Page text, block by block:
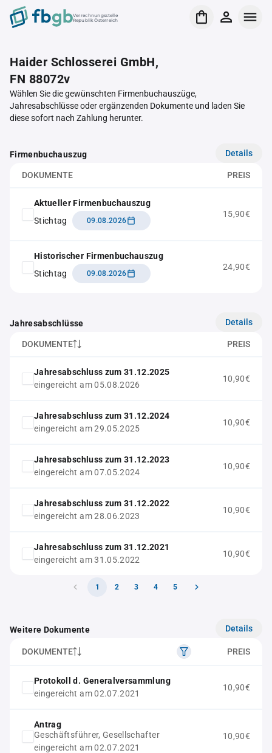
Verrechnungsstelle
Republik Österreich
Haider Schlosserei GmbH,
FN 88072v
Wählen Sie die gewünschten Firmenbuchauszüge,
Jahresabschlüsse oder ergänzenden Dokumente und laden Sie
diese sofort nach Zahlung herunter.
Firmenbuchauszug Details
DOKUMENTE PREIS
Aktueller Firmenbuchauszug
Stichtag
09.08.2026
15,90€
Historischer Firmenbuchauszug
Stichtag
09.08.2026
24,90€
Jahresabschlüsse Details
DOKUMENTE PREIS
Jahresabschluss zum 31.12.2025
eingereicht am 05.08.2026
10,90€
Jahresabschluss zum 31.12.2024
eingereicht am 29.05.2025
10,90€
Jahresabschluss zum 31.12.2023
eingereicht am 07.05.2024
10,90€
Jahresabschluss zum 31.12.2022
eingereicht am 28.06.2023
10,90€
Jahresabschluss zum 31.12.2021
eingereicht am 31.05.2022
10,90€
1 2 3 4 5
Weitere Dokumente Details
DOKUMENTE PREIS
Protokoll d. Generalversammlung
eingereicht am 02.07.2021
10,90€
Antrag
Geschäftsführer, Gesellschafter
eingereicht am 02.07.2021
10,90€